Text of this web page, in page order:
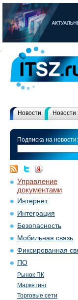
Новости Новости
Подписка на новости:
Управление
документами
Интернет
Интеграция
Безопасность
Мобильная связь
Фиксированная
ПО
Рынок ПК
Маркетинг
Торговые сети